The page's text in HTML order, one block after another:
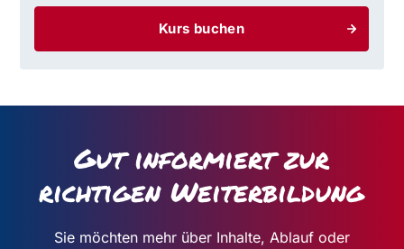
Kurs buchen
Gut informiert zur
richtigen Weiterbildung
Sie möchten mehr über Inhalte, Ablauf oder